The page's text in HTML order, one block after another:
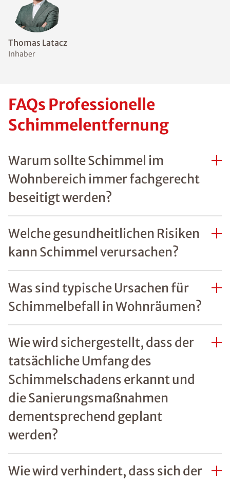
Thomas Latacz
Inhaber
FAQs Professionelle
Schimmelentfernung
Warum sollte Schimmel im
Wohnbereich immer fachgerecht
beseitigt werden?
Welche gesundheitlichen Risiken
kann Schimmel verursachen?
Was sind typische Ursachen für
Schimmelbefall in Wohnräumen?
Wie wird sichergestellt, dass der
tatsächliche Umfang des
Schimmelschadens erkannt und
die Sanierungsmaßnahmen
dementsprechend geplant
werden?
Wie wird verhindert, dass sich der